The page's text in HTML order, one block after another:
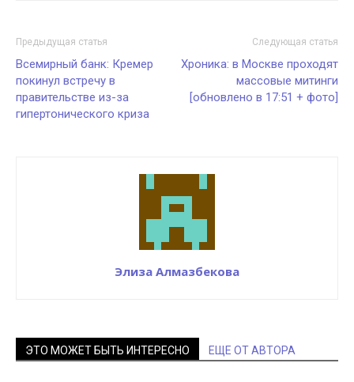
Предыдущая статья
Всемирный банк: Кремер
покинул встречу в
правительстве из-за
гипертонического криза
Следующая статья
Хроника: в Москве проходят
массовые митинги
[обновлено в 17:51 + фото]
Элиза Алмазбекова
ЭТО МОЖЕТ БЫТЬ ИНТЕРЕСНО ЕЩЕ ОТ АВТОРА